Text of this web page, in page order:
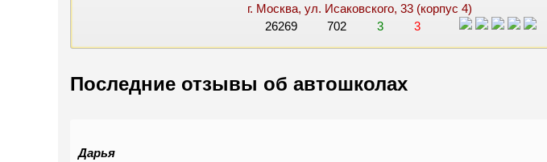
г. Москва, ул. Исаковского, 33 (корпус 4)
26269
702 3 3
Последние отзывы об автошколах
Дарья